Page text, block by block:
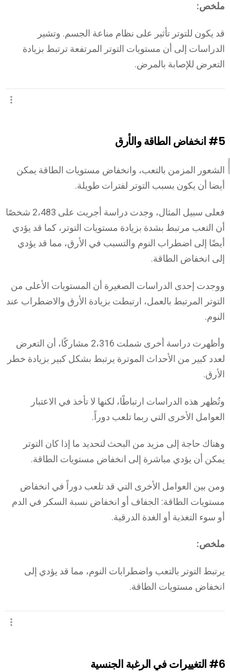
ملخص:
قد يكون للتوتر تأثير على نظام مناعة الجسم. وتشير
الدراسات إلى أن مستويات التوتر المرتفعة ترتبط بزيادة
التعرض للإصابة بالمرض.
#5 انخفاض الطاقة والأرق
الشعور المزمن بالتعب، وانخفاض مستويات الطاقة يمكن
أيضا أن يكون بسبب التوتر لفترات طويلة.
فعلى سبيل المثال، وجدت دراسة أجريت على 2،483 شخصًا
أن التعب مرتبط بشدة بزيادة مستويات التوتر، كما قد يؤدي
أيضًا إلى اضطراب النوم والتسبب في الأرق، مما قد يؤدي
إلى انخفاض الطاقة.
ووجدت إحدى الدراسات الصغيرة أن المستويات الأعلى من
التوتر المرتبط بالعمل، ارتبطت بزيادة الأرق والاضطراب عند
النوم.
وأظهرت دراسة أخرى شملت 2،316 مشاركًا، أن التعرض
لعدد كبير من الأحداث الموترة يرتبط بشكل كبير بزيادة خطر
الأرق.
وتُظهر هذه الدراسات ارتباطًا، لكنها لا تأخذ في الاعتبار
العوامل الأخرى التي ربما تلعب دوراً.
وهناك حاجة إلى مزيد من البحث لتحديد ما إذا كان التوتر
يمكن أن يؤدي مباشرة إلى انخفاض مستويات الطاقة.
ومن بين العوامل الأخرى التي قد تلعب دوراً في انخفاض
مستويات الطاقة: الجفاف أو انخفاض نسبة السكر في الدم
أو سوء التغذية أو الغدة الدرقية.
ملخص:
يرتبط التوتر بالتعب واضطرابات النوم، مما قد يؤدي إلى
انخفاض مستويات الطاقة.
#6 التغييرات في الرغبة الجنسية